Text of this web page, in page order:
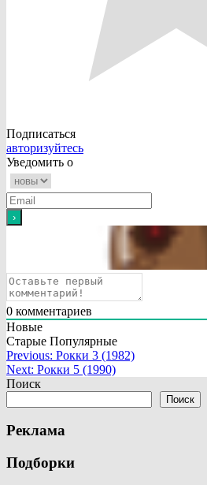
Подписаться
авторизуйтесь
Уведомить о
0 комментариев
Новые
Старые Популярные
Навигация
по
Previous: Рокки 3 (1982)
Next: Рокки 5 (1990)
Поиск
Поиск
Реклама
Подборки